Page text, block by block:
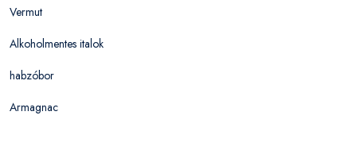
Vermut
Alkoholmentes italok
habzóbor
Armagnac